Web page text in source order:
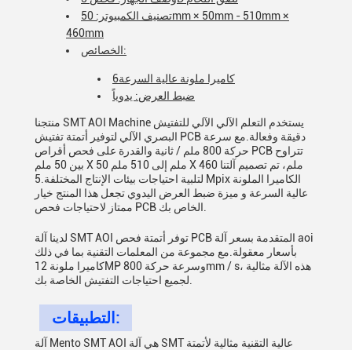
تصنيف الكمبيوتر: 50mm × 50mm - 510mm ×
460mm
الخصائص:
6كاميرا ملونة عالية السرعة
ضبط العرض: يدوياً
منتجنا SMT AOI Machine يستخدم التعلم الآلي الآلي للتفتيش
البصري الآلي لتوفير أتمتة تفتيش PCB دقيقة وفعالة.مع سرعة
حركة 800 ملم / ثانية والقدرة على فحص أقراص PCB تتراوح
بين 50 ملم X 50 ملم إلى 510 ملم X 460 ملم، تم تصميم آلتنا
لتلبية احتياجات بيئات الإنتاج المختلفة.5 Mpix الكاميرا الملونة
عالية السرعة و ميزة ضبط العرض اليدوي تجعل هذا المنتج خيار
لدينا آلة SMT AOI توفر أتمتة فحص PCB المتقدمة بسعر آلة aoi
بأسعار معقولة.مع مجموعة من المعلمات التقنية بما في ذلك
كاميرا ملونة 12MP وسرعة حركة 800mm / s، هذه الآلة مثالية
التطبيقات:
آلة Mento SMT AOI هي آلة SMT عالية التقنية مثالية لأتمتة